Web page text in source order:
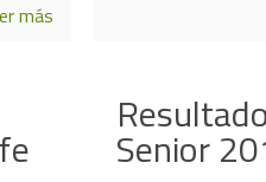
más
Senior